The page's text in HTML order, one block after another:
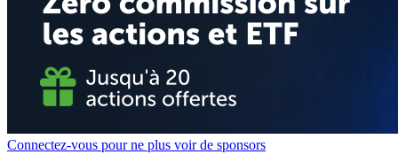
Connectez-vous pour ne plus voir de sponsors